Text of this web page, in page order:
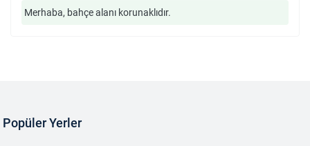
Merhaba, bahçe alanı korunaklıdır.
Popüler Yerler